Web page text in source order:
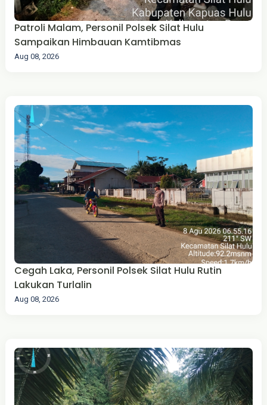
Patroli Malam, Personil Polsek Silat Hulu
Sampaikan Himbauan Kamtibmas
Aug 08, 2026
Cegah Laka, Personil Polsek Silat Hulu Rutin
Lakukan Turlalin
Aug 08, 2026